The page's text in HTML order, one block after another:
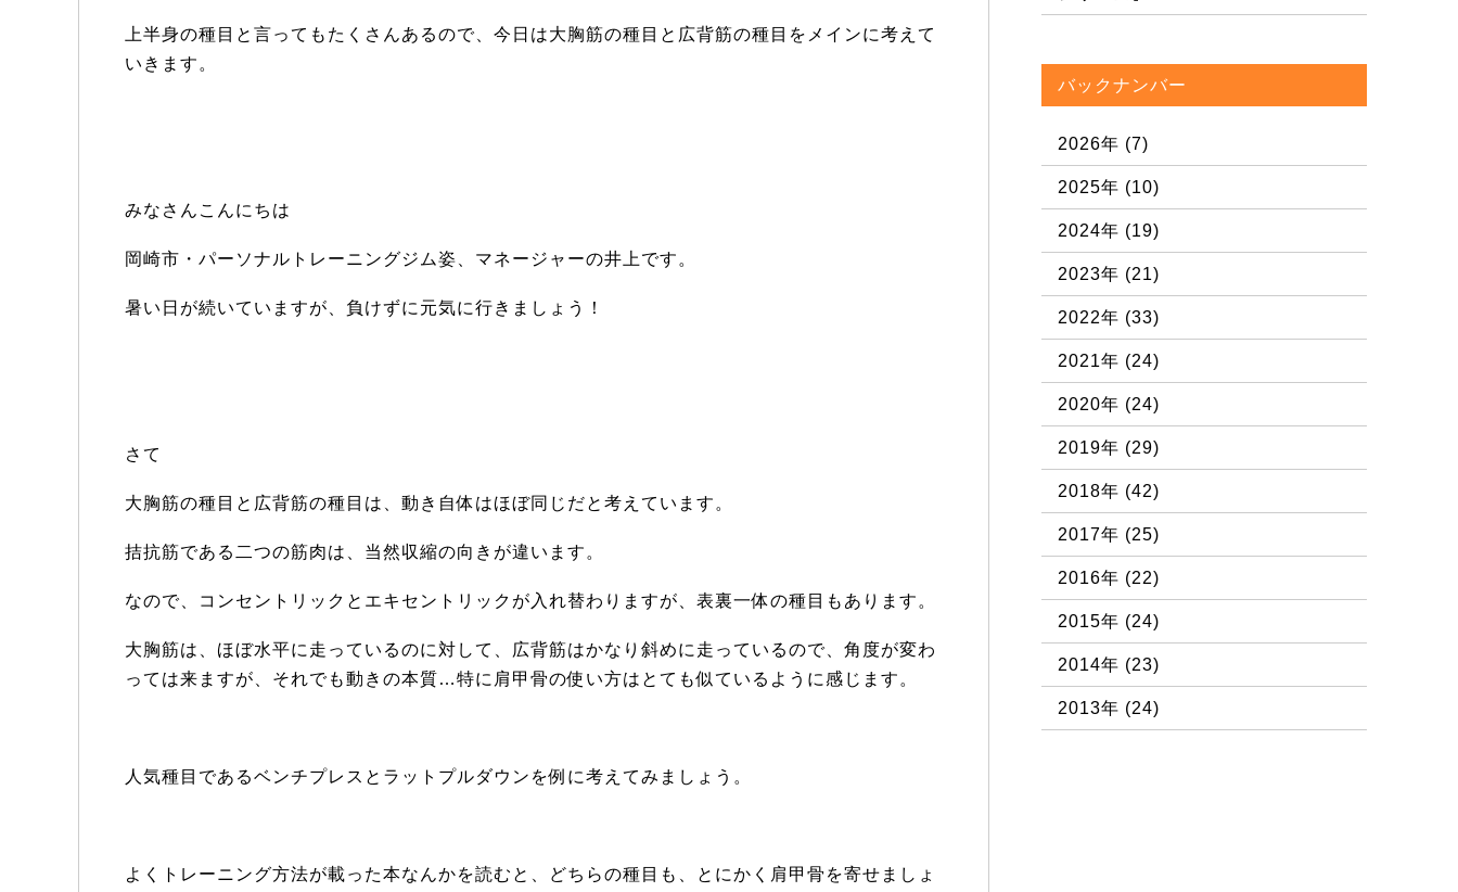
上半身の種目と言ってもたくさんあるので、今日は大胸筋の種目と広背筋の種目をメインに考えて
いきます。
みなさんこんにちは
岡崎市・パーソナルトレーニングジム姿、マネージャーの井上です。
暑い日が続いていますが、負けずに元気に行きましょう！
さて
大胸筋の種目と広背筋の種目は、動き自体はほぼ同じだと考えています。
拮抗筋である二つの筋肉は、当然収縮の向きが違います。
なので、コンセントリックとエキセントリックが入れ替わりますが、表裏一体の種目もあります。
大胸筋は、ほぼ水平に走っているのに対して、広背筋はかなり斜めに走っているので、角度が変わ
っては来ますが、それでも動きの本質…特に肩甲骨の使い方はとても似ているように感じます。
人気種目であるベンチプレスとラットプルダウンを例に考えてみましょう。
よくトレーニング方法が載った本なんかを読むと、どちらの種目も、とにかく肩甲骨を寄せましょ
バックナンバー
2026年 (7)
2025年 (10)
2024年 (19)
2023年 (21)
2022年 (33)
2021年 (24)
2020年 (24)
2019年 (29)
2018年 (42)
2017年 (25)
2016年 (22)
2015年 (24)
2014年 (23)
2013年 (24)